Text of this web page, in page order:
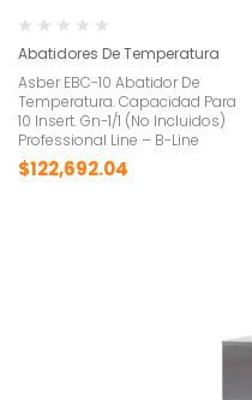
Abatidores De Temperatura
Asber EBC-10 Abatidor De
Temperatura. Capacidad Para
10 Insert. Gn-1/1 (No Incluidos)
Professional Line – B-Line
$122,692.04